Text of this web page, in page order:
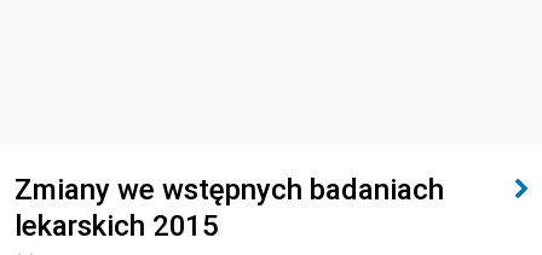
Zmiany we wstępnych badaniach
lekarskich 2015